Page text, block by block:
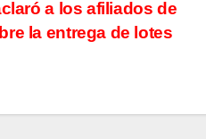
a los afiliados de
la entrega de lotes